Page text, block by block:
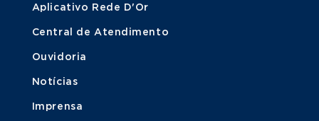
Aplicativo Rede D'Or
Central de Atendimento
Ouvidoria
Notícias
Imprensa